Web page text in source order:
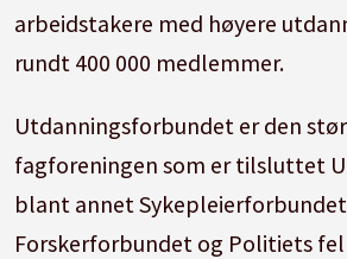
arbeidstakere med høyere
rundt 400 000 medlemmer.
Utdanningsforbundet er den
fagforeningen som er tilsluttet
blant annet
Forskerforbundet og Politiets